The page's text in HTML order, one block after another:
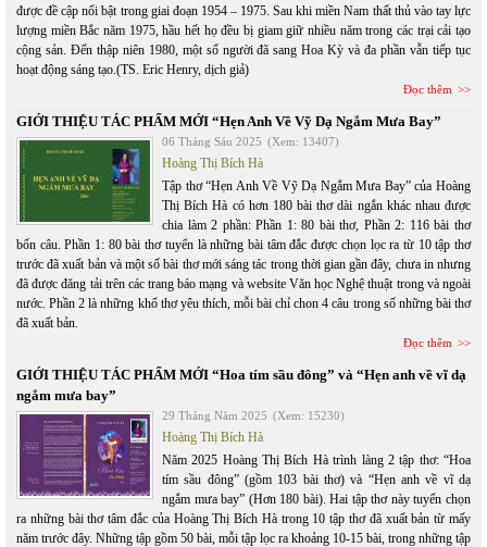
được đề cập nổi bật trong giai đoạn 1954 – 1975. Sau khi miền Nam thất thủ vào tay lực
lượng miền Bắc năm 1975, hầu hết họ đều bị giam giữ nhiều năm trong các trại cải tạo
cộng sản. Đến thập niên 1980, một số người đã sang Hoa Kỳ và đa phần vẫn tiếp tục
hoạt động sáng tạo.(TS. Eric Henry, dịch giả)
Đọc thêm
GIỚI THIỆU TÁC PHẨM MỚI “Hẹn Anh Về Vỹ Dạ Ngắm Mưa Bay”
06 Tháng Sáu 2025 (Xem: 13407)
Hoàng Thị Bích Hà
Tập thơ “Hẹn Anh Về Vỹ Dạ Ngắm Mưa Bay” của Hoàng
Thị Bích Hà có hơn 180 bài thơ dài ngắn khác nhau được
chia làm 2 phần: Phần 1: 80 bài thơ, Phần 2: 116 bài thơ
bốn câu. Phần 1: 80 bài thơ tuyển là những bài tâm đắc được chọn lọc ra từ 10 tập thơ
trước đã xuất bản và một số bài thơ mới sáng tác trong thời gian gần đây, chưa in nhưng
đã được đăng tải trên các trang báo mạng và website Văn học Nghệ thuật trong và ngoài
nước. Phần 2 là những khổ thơ yêu thích, mỗi bài chỉ chon 4 câu trong số những bài thơ
đã xuất bản.
Đọc thêm
GIỚI THIỆU TÁC PHẨM MỚI “Hoa tím sầu đông” và “Hẹn anh về vĩ dạ
ngắm mưa bay”
29 Tháng Năm 2025 (Xem: 15230)
Hoàng Thị Bích Hà
Năm 2025 Hoàng Thị Bích Hà trình làng 2 tập thơ: “Hoa
tím sầu đông” (gồm 103 bài thơ) và “Hẹn anh về vĩ dạ
ngắm mưa bay” (Hơn 180 bài). Hai tập thơ này tuyển chọn
ra những bài thơ tâm đắc của Hoàng Thị Bích Hà trong 10 tập thơ đã xuất bản từ mấy
năm trước đây. Những tập gồm 50 bài, mỗi tập lọc ra khoảng 10-15 bài, trong những tập